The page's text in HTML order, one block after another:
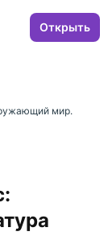
Открыть
мир.